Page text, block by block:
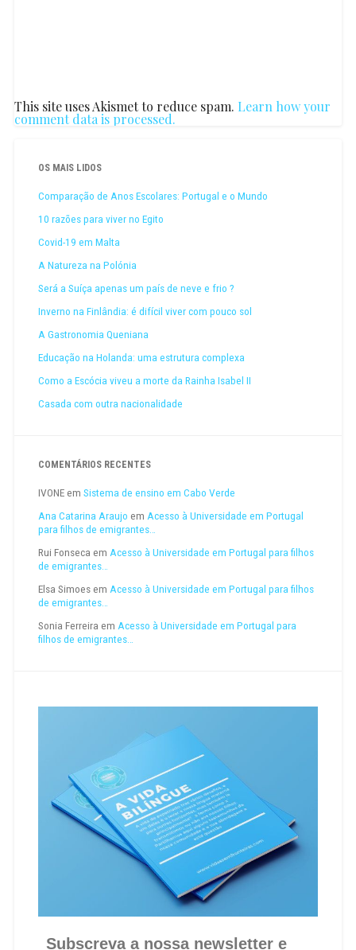
This site uses Akismet to reduce spam. Learn how your
comment data is processed.
OS MAIS LIDOS
Comparação de Anos Escolares: Portugal e o Mundo
10 razões para viver no Egito
Covid-19 em Malta
A Natureza na Polónia
Será a Suíça apenas um país de neve e frio ?
Inverno na Finlândia: é difícil viver com pouco sol
A Gastronomia Queniana
Educação na Holanda: uma estrutura complexa
Como a Escócia viveu a morte da Rainha Isabel II
Casada com outra nacionalidade
COMENTÁRIOS RECENTES
IVONEem Sistema de ensino em Cabo Verde
Ana Catarina Araujo em Acesso à Universidade em Portugal
para filhos de emigrantes…
Rui Fonseca em Acesso à Universidade em Portugal para filhos
de emigrantes…
Elsa Simoesem Acesso à Universidade em Portugal para filhos
de emigrantes…
Sonia Ferreira em Acesso à Universidade em Portugal para
filhos de emigrantes…
Subscreva a nossa newsletter e